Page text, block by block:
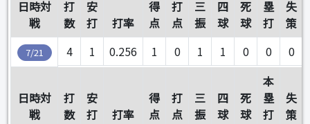
日時対
戦
打
数
安
打
打率
得
点
打
点
三
振
四
球
死
球
塁
打
失
策
7/21 4 1 0.256 1 0 1 1 0 0 0
日時対
戦
打
数
安
打
打率
得
点
打
点
三
振
四
球
死
球
本
塁
打
失
策